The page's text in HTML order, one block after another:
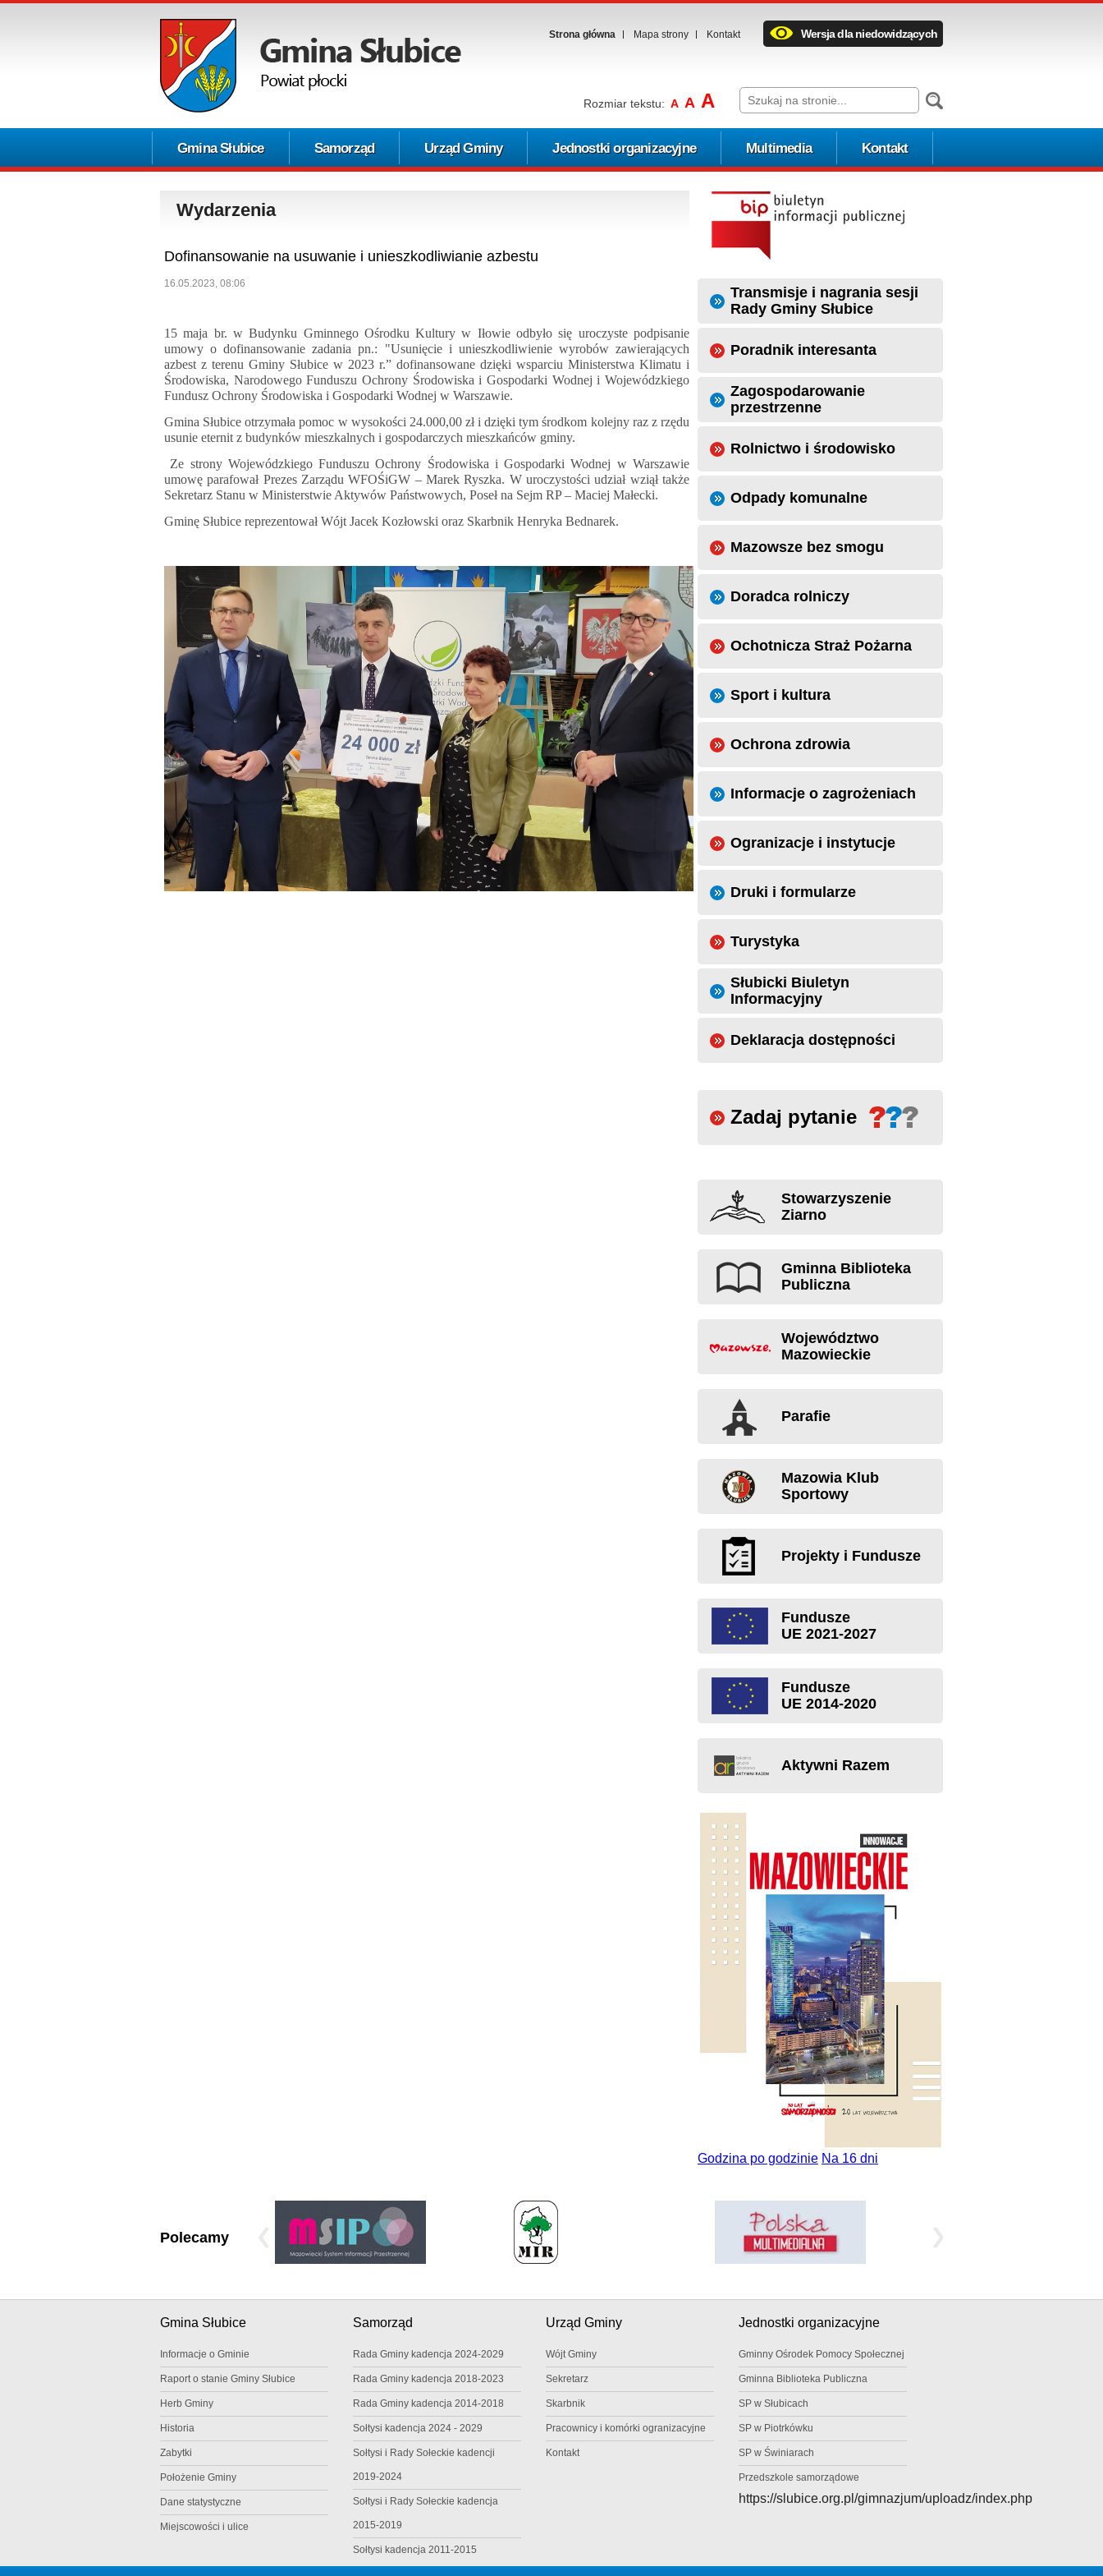
Strona główna Mapa strony Kontakt Wersja dla niedowidzących
Rozmiar tekstu: A A A
Gmina Słubice Samorząd Urząd Gminy Jednostki organizacyjne Multimedia Kontakt
Wydarzenia
Dofinansowanie na usuwanie i unieszkodliwianie azbestu
16.05.2023, 08:06
15 maja br. w Budynku Gminnego Ośrodku Kultury w Iłowie odbyło się uroczyste podpisanie
umowy o dofinansowanie zadania pn.: "Usunięcie i unieszkodliwienie wyrobów zawierających
azbest z terenu Gminy Słubice w 2023 r.” dofinansowane dzięki wsparciu Ministerstwa Klimatu i
Środowiska, Narodowego Funduszu Ochrony Środowiska i Gospodarki Wodnej i Wojewódzkiego
Fundusz Ochrony Środowiska i Gospodarki Wodnej w Warszawie.
Gmina Słubice otrzymała pomoc w wysokości 24.000,00 zł i dzięki tym środkom kolejny raz z rzędu
usunie eternit z budynków mieszkalnych i gospodarczych mieszkańców gminy.
Ze strony Wojewódzkiego Funduszu Ochrony Środowiska i Gospodarki Wodnej w Warszawie
umowę parafował Prezes Zarządu WFOŚiGW – Marek Ryszka. W uroczystości udział wziął także
Sekretarz Stanu w Ministerstwie Aktywów Państwowych, Poseł na Sejm RP – Maciej Małecki.
Gminę Słubice reprezentował Wójt Jacek Kozłowski oraz Skarbnik Henryka Bednarek.
Transmisje i nagrania sesji
Rady Gminy Słubice
Poradnik interesanta
Zagospodarowanie
przestrzenne
Rolnictwo i środowisko
Odpady komunalne
Mazowsze bez smogu
Doradca rolniczy
Ochotnicza Straż Pożarna
Sport i kultura
Ochrona zdrowia
Informacje o zagrożeniach
Ogranizacje i instytucje
Druki i formularze
Turystyka
Słubicki Biuletyn
Informacyjny
Deklaracja dostępności
Zadaj pytanie
Stowarzyszenie
Ziarno
Gminna Biblioteka
Publiczna
Województwo
Mazowieckie
Parafie
Mazowia Klub
Sportowy
Projekty i Fundusze
Fundusze
UE 2021-2027
Fundusze
UE 2014-2020
Aktywni Razem
Godzina po godzinie Na 16 dni
Polecamy
Gmina Słubice
Informacje o Gminie
Raport o stanie Gminy Słubice
Herb Gminy
Historia
Zabytki
Położenie Gminy
Dane statystyczne
Miejscowości i ulice
Samorząd
Rada Gminy kadencja 2024-2029
Rada Gminy kadencja 2018-2023
Rada Gminy kadencja 2014-2018
Sołtysi kadencja 2024 - 2029
Sołtysi i Rady Sołeckie kadencji
2019-2024
Sołtysi i Rady Sołeckie kadencja
2015-2019
Sołtysi kadencja 2011-2015
Urząd Gminy
Wójt Gminy
Sekretarz
Skarbnik
Pracownicy i komórki ogranizacyjne
Kontakt
Jednostki organizacyjne
Gminny Ośrodek Pomocy Społecznej
Gminna Biblioteka Publiczna
SP w Słubicach
SP w Piotrkówku
SP w Świniarach
Przedszkole samorządowe
https://slubice.org.pl/gimnazjum/uploadz/index.php